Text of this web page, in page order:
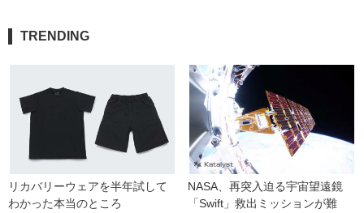
TRENDING
リカバリーウェアを半年試して
わかった本当のところ
NASA、再突入迫る宇宙望遠鏡
「Swift」救出ミッションが難